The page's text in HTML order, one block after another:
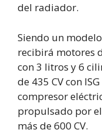
del radiador.
Siendo un
recibirá motores
con 3 litros y 6
de 435 CV con
compresor
propulsado por
más de 600 CV.